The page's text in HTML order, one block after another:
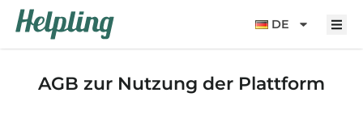
springen
DE
AGB zur Nutzung der Plattform